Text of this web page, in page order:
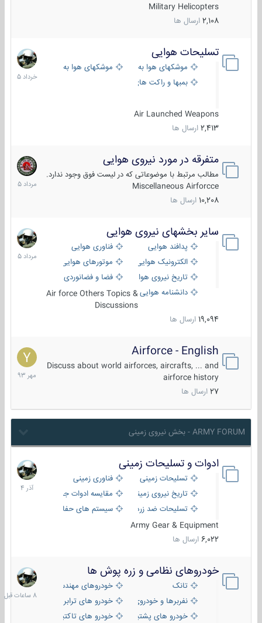
Military Helicopters
2,108 ارسال ها
تسلیحات هوایی
موشکهای هوا به هوا
موشکهای هوا به سطح
بمبها و راکت های هوایی
Air Launched Weapons
2,413 ارسال ها
30
خرداد
1405
متفرقه در مورد نیروی هوایی
مطالب مرتبط با موضوعاتی که در لیست فوق وجود ندارد.
Miscellaneous Airforcce
10,208 ارسال ها
7
مرداد
1405
سایر بخشهای نیروی هوایی
پدافند هوایی
فناوری هوایی
الکترونیک هوایی
موتورهای هوایی
تاریخ نیروی هوایی
فضا و فضانوردی
دانشنامه هواییAir force Others Topics &
Discussions
19,094 ارسال ها
2
مرداد
1405
Airforce - English
Discuss about world airforces, aircrafts, ... and
airforce history
27 ارسال ها
15
مهر
1393
ARMY FORUM - بخش نیروی زمینی
ادوات و تسلیحات زمینی
تسلیحات زمینی
فناوری زمینی
تاریخ نیروی زمینی
مقایسه ادوات جنگی
تسلیحات ضد زره
سیستم های حفاظت فعال
Army Gear & Equipment
6,022 ارسال ها
21
آذر
1404
خودروهای نظامی و زره پوش ها
تانک
خودروهای مهندسی
نفربرها و خودروی های رزمی پیاده نظام
خودرو های ترابری نظامی
خودرو های پشتیبانی آتش ، شناسایی و ضد تانک
خودرو های تاکتیکی نظامی
8
ساعات
قبل